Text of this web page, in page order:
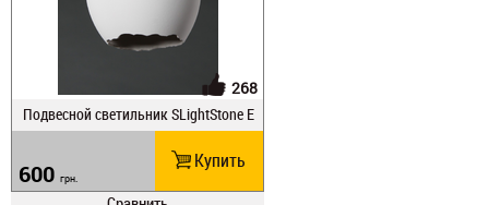
268
Подвесной светильник SLightStone E
GS 15
600 грн.
Купить